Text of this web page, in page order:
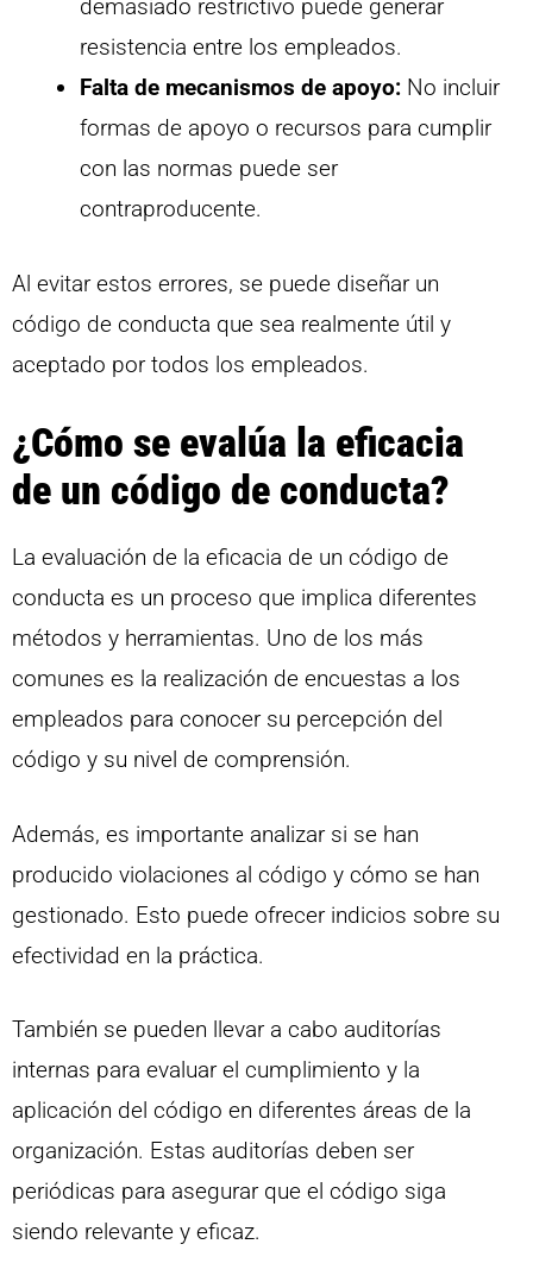
demasiado restrictivo puede generar
resistencia entre los empleados.
Falta de mecanismos de apoyo: No incluir
formas de apoyo o recursos para cumplir
con las normas puede ser
contraproducente.
Al evitar estos errores, se puede diseñar un
código de conducta que sea realmente útil y
aceptado por todos los empleados.
¿Cómo se evalúa la eficacia
de un código de conducta?
La evaluación de la eficacia de un código de
conducta es un proceso que implica diferentes
métodos y herramientas. Uno de los más
comunes es la realización de encuestas a los
empleados para conocer su percepción del
código y su nivel de comprensión.
Además, es importante analizar si se han
producido violaciones al código y cómo se han
gestionado. Esto puede ofrecer indicios sobre su
efectividad en la práctica.
También se pueden llevar a cabo auditorías
internas para evaluar el cumplimiento y la
aplicación del código en diferentes áreas de la
organización. Estas auditorías deben ser
periódicas para asegurar que el código siga
siendo relevante y eficaz.